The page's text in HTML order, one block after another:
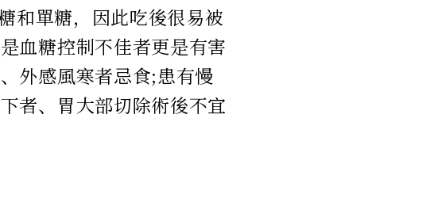
和單糖，因此吃後很易被
血糖控制不佳者更是有害
外感風寒者忌食;患有慢
者、胃大部切除術後不宜